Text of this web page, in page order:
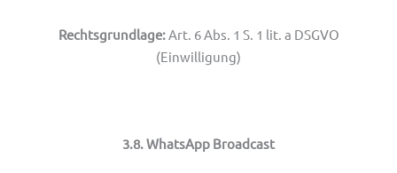
Rechtsgrundlage:Art. 6 Abs. 1 S. 1 lit. a DSGVO
(Einwilligung)
3.8. WhatsApp Broadcast